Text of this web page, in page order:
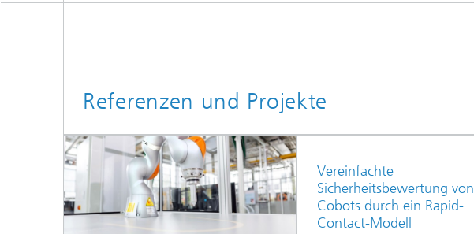
Referenzen und Projekte
Vereinfachte
Sicherheitsbewertung von
Cobots durch ein Rapid-
Contact-Modell